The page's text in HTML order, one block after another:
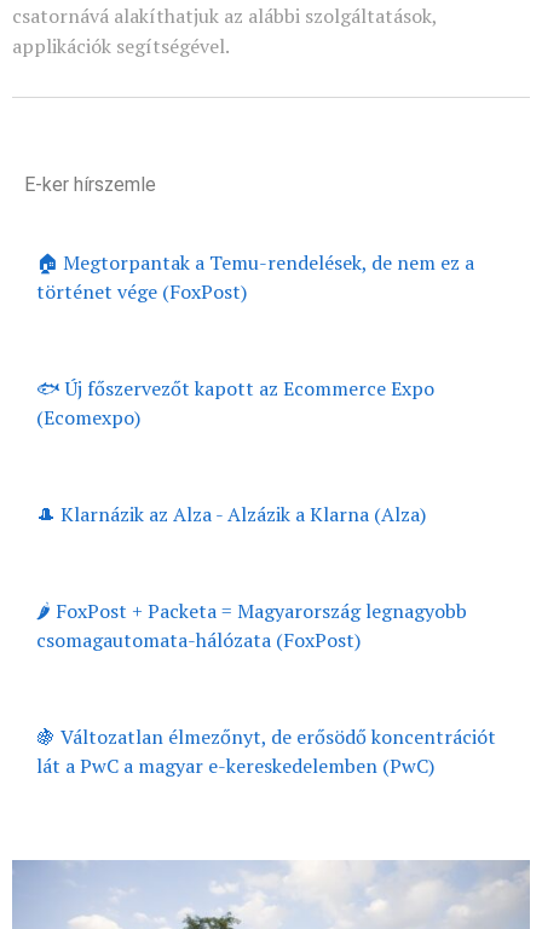
csatornává alakíthatjuk az alábbi szolgáltatások,
applikációk segítségével.
E-ker hírszemle
🏠 Megtorpantak a Temu-rendelések, de nem ez a
történet vége (FoxPost)
🐟 Új főszervezőt kapott az Ecommerce Expo
(Ecomexpo)
🎩 Klarnázik az Alza - Alzázik a Klarna (Alza)
🌶️ FoxPost + Packeta = Magyarország legnagyobb
csomagautomata-hálózata (FoxPost)
🍇 Változatlan élmezőnyt, de erősödő koncentrációt
lát a PwC a magyar e-kereskedelemben (PwC)